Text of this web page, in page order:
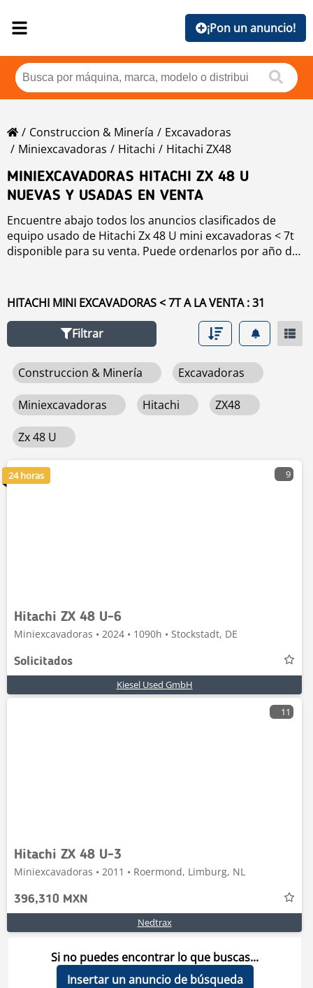
¡Pon un anuncio!
Construccion & Minería
Excavadoras
Miniexcavadoras
Hitachi
Hitachi ZX48
MINIEXCAVADORAS HITACHI ZX 48 U
NUEVAS Y USADAS EN VENTA
Encuentre abajo todos los anuncios clasificados de
equipo usado de Hitachi Zx 48 U mini excavadoras < 7t
disponible para su venta. Puede ordenarlos por año de
navegación de la izquierda.
HITACHI MINI EXCAVADORAS < 7T A LA VENTA : 31
Filtrar
Construccion & Minería Excavadoras
Miniexcavadoras Hitachi ZX48
Zx 48 U
9
Hitachi ZX 48 U-6
Miniexcavadoras • 2024 • 1090h • Stockstadt, DE
Solicitados
Kiesel Used GmbH
24 horas
11
Hitachi ZX 48 U-3
Miniexcavadoras • 2011 • Roermond, Limburg, NL
396,310 MXN
Nedtrax
Si no puedes encontrar lo que buscas...
Insertar un anuncio de búsqueda